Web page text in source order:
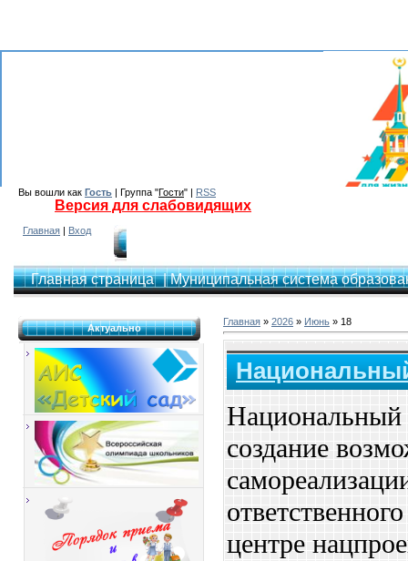
Вы вошли как Гость | Группа "Гости" | RSS
Версия для слабовидящих
Главная | Вход
Главная страница | Муниципальная система
Актуально
Главная » 2026 » Июнь » 18
Национальный
создание
центре